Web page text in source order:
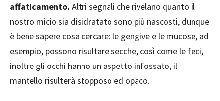
affaticamento. Altri segnali che rivelano quanto il
nostro micio sia disidratato sono più nascosti, dunque
è bene sapere cosa cercare: le gengive e le mucose, ad
esempio, possono risultare secche, così come le feci,
inoltre gli occhi hanno un aspetto infossato, il
mantello risulterà stopposo ed opaco.